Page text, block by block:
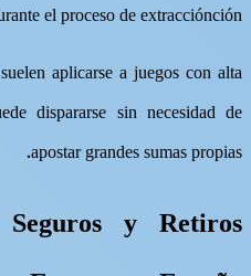
el proceso de extracción​c​ión​.​
aplicarse a juegos con alta
dispararse sin necesidad de
apostar grandes sumas propias.
y Retiros